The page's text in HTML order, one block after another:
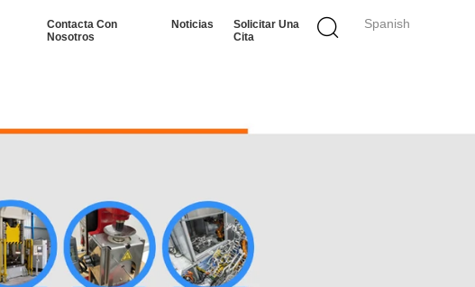
Spanish
Contacta Con
Nosotros
Noticias
Solicitar Una
Cita